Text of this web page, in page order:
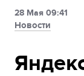
28 Мая 09:41
Новости